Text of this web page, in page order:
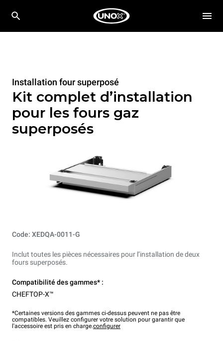
Installation four superposé
Kit complet d’installation
pour les fours gaz
superposés
Code: XEDQA-0011-G
Inclut toutes les pièces nécessaires pour l’installation de deux
fours superposés.
Compatibilité des gammes* :
CHEFTOP-X™
*Certaines versions des gammes ci-dessus peuvent ne pas être
compatibles. Veuillez configurer votre solution pour garantir que
l'accessoire est pris en charge.configurer